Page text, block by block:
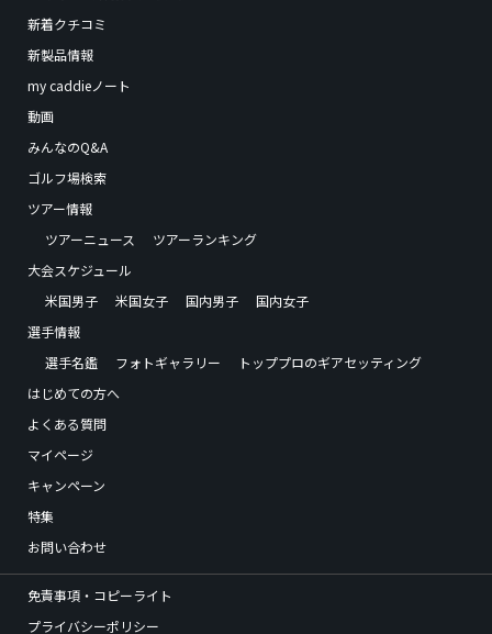
新着クチコミ
新製品情報
my caddieノート
動画
みんなのQ&A
ゴルフ場検索
ツアー情報
ツアーニュース
ツアーランキング
大会スケジュール
米国男子
米国女子 国内男子
国内女子
選手情報
選手名鑑
フォトギャラリー
トッププロのギアセッティング
はじめての方へ
よくある質問
マイページ
キャンペーン
特集
お問い合わせ
免責事項・コピーライト
プライバシーポリシー